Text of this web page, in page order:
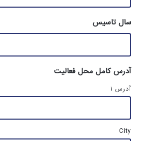
سال تاسیس
آدرس کامل محل فعالیت
آدرس ۱
City